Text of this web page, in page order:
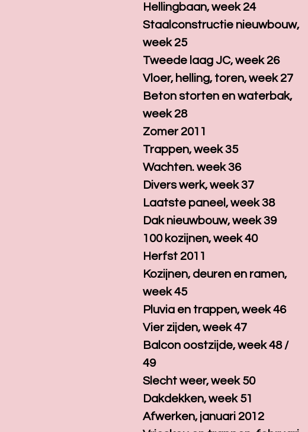
Hellingbaan, week 24
Staalconstructie nieuwbouw,
week 25
Tweede laag JC, week 26
Vloer, helling, toren, week 27
Beton storten en waterbak,
week 28
Zomer 2011
Trappen, week 35
Wachten. week 36
Divers werk, week 37
Laatste paneel, week 38
Dak nieuwbouw, week 39
100 kozijnen, week 40
Herfst 2011
Kozijnen, deuren en ramen,
week 45
Pluvia en trappen, week 46
Vier zijden, week 47
Balcon oostzijde, week 48 /
49
Slecht weer, week 50
Dakdekken, week 51
Afwerken, januari 2012